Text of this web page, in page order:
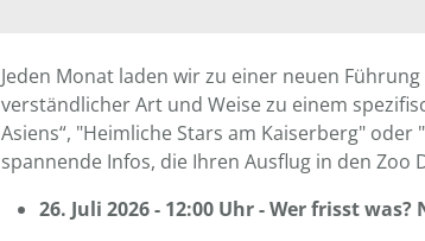
Jeden Monat laden wir zu einer neuen
verständlicher Art und Weise zu einem
Asiens“, "Heimliche Stars am Kaiserberg"
spannende Infos, die Ihren Ausflug in den
26. Juli 2026 - 12:00 Uhr - Wer frisst